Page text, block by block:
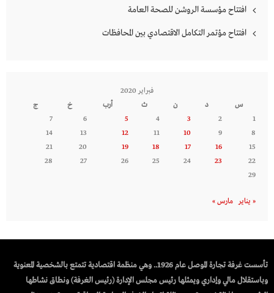
افتتاح مؤسسة الروشن للصحة العامة
افتتاح مؤتمر التكامل الاقتصادي بين المحافظات
فبراير 2020
س
د ن ث أرب خ
ج
1
2
3
4
5
6
7
8
9
10
11
12
13
14
15
16
17
18
19
20
21
22
23
24
25
26
27
28
29
« يناير مارس »
تأسست غرفة تجارة الموصل عام 1926.. وهي منظمة اقتصادية تتمتع بالشخصية المعنوية
وباستقلال مالي وإداري ويمثلها رئيس مجلس الإدارة (رئيس الغرفة) ونطاق نشاطها